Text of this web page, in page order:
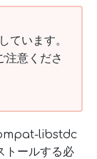
ています。
注意くださ
libstdc
トールする必